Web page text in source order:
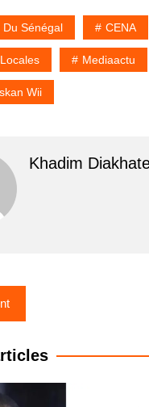
Du Sénégal CENA
Mediaactu
Wii
Khadim